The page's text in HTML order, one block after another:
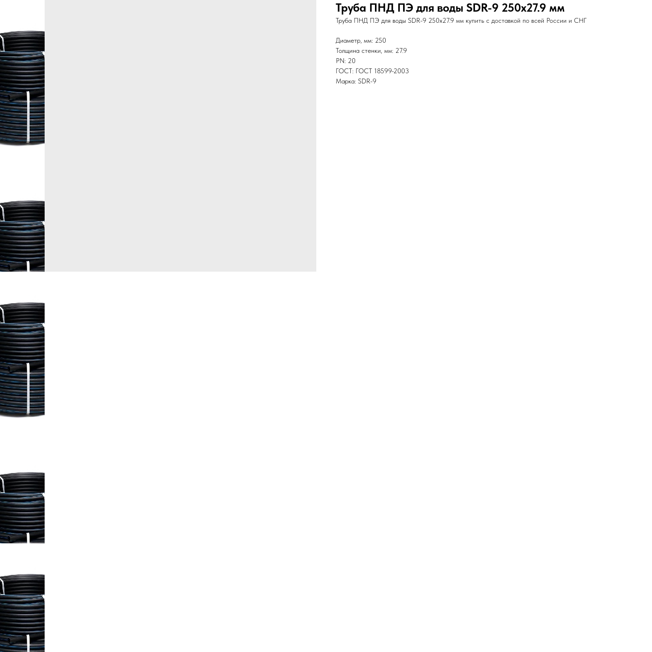
Труба ПНД ПЭ для воды SDR-9 250х27.9 мм
Труба ПНД ПЭ для воды SDR-9 250х27.9 мм купить с доставкой по всей России и СНГ
Диаметр, мм: 250
Толщина стенки, мм: 27.9
PN: 20
ГОСТ: ГОСТ 18599-2003
Марка: SDR-9